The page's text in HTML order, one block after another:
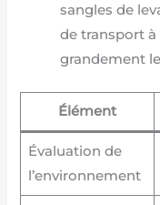
sangles de
de transport
grandement
Élément
Évaluation de
l’environnement